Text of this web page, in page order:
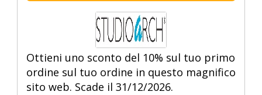
Ottieni uno sconto del 10% sul tuo primo
ordine sul tuo ordine in questo magnifico
sito web. Scade il 31/12/2026.